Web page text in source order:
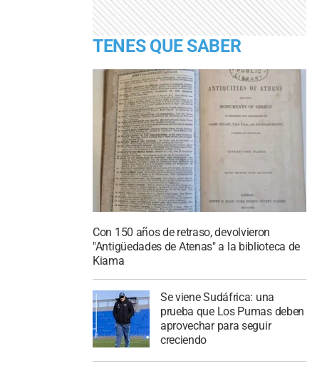
TENES QUE SABER
Con 150 años de retraso, devolvieron
"Antigüedades de Atenas" a la biblioteca de
Kiama
Se viene Sudáfrica: una
prueba que Los Pumas deben
aprovechar para seguir
creciendo